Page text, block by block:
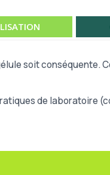
soit conséquente.
de laboratoire